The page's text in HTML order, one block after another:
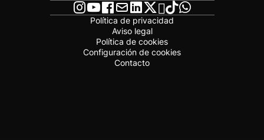
Política de privacidad
Aviso legal
Política de cookies
Configuración de cookies
Contacto